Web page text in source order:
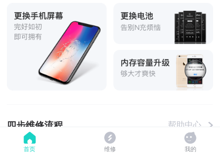
四步维修流程 帮助中心
首页 维修 我的